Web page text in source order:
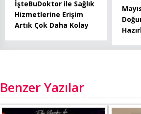
İşteBuDoktor ile Sağlık
Hizmetlerine Erişim
Artık Çok Daha Kolay
Benzer Yazılar